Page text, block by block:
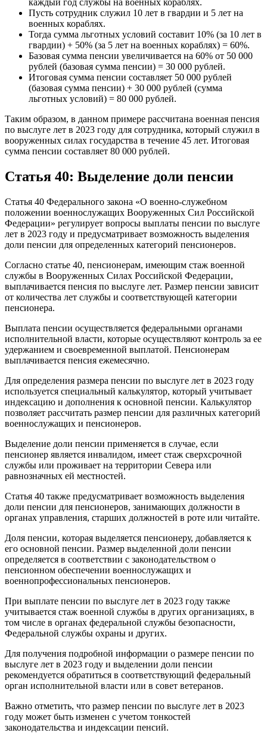
Пусть сотрудник служил 10 лет в гвардии и 5 лет на
военных кораблях.
Тогда сумма льготных условий составит 10% (за 10 лет в
гвардии) + 50% (за 5 лет на военных кораблях) = 60%.
Базовая сумма пенсии увеличивается на 60% от 50 000
рублей (базовая сумма пенсии) = 30 000 рублей.
Итоговая сумма пенсии составляет 50 000 рублей
(базовая сумма пенсии) + 30 000 рублей (сумма
льготных условий) = 80 000 рублей.
Таким образом, в данном примере рассчитана военная пенсия
по выслуге лет в 2023 году для сотрудника, который служил в
вооруженных силах государства в течение 45 лет. Итоговая
сумма пенсии составляет 80 000 рублей.
Статья 40: Выделение доли пенсии
Статья 40 Федерального закона «О военно-служебном
положении военнослужащих Вооруженных Сил Российской
Федерации» регулирует вопросы выплаты пенсии по выслуге
лет в 2023 году и предусматривает возможность выделения
доли пенсии для определенных категорий пенсионеров.
Согласно статье 40, пенсионерам, имеющим стаж военной
службы в Вооруженных Силах Российской Федерации,
выплачивается пенсия по выслуге лет. Размер пенсии зависит
от количества лет службы и соответствующей категории
пенсионера.
Выплата пенсии осуществляется федеральными органами
исполнительной власти, которые осуществляют контроль за ее
удержанием и своевременной выплатой. Пенсионерам
выплачивается пенсия ежемесячно.
Для определения размера пенсии по выслуге лет в 2023 году
используется специальный калькулятор, который учитывает
индексацию и дополнения к основной пенсии. Калькулятор
позволяет рассчитать размер пенсии для различных категорий
военнослужащих и пенсионеров.
Выделение доли пенсии применяется в случае, если
пенсионер является инвалидом, имеет стаж сверхсрочной
службы или проживает на территории Севера или
равнозначных ей местностей.
Статья 40 также предусматривает возможность выделения
доли пенсии для пенсионеров, занимающих должности в
органах управления, старших должностей в роте или читайте.
Доля пенсии, которая выделяется пенсионеру, добавляется к
его основной пенсии. Размер выделенной доли пенсии
определяется в соответствии с законодательством о
пенсионном обеспечении военнослужащих и
военнопрофессиональных пенсионеров.
При выплате пенсии по выслуге лет в 2023 году также
учитывается стаж военной службы в других организациях, в
том числе в органах федеральной службы безопасности,
Федеральной службы охраны и других.
Для получения подробной информации о размере пенсии по
выслуге лет в 2023 году и выделении доли пенсии
рекомендуется обратиться в соответствующий федеральный
орган исполнительной власти или в совет ветеранов.
Важно отметить, что размер пенсии по выслуге лет в 2023
году может быть изменен с учетом тонкостей
законодательства и индексации пенсий.